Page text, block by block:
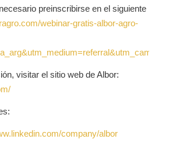
preinscribirse en el siguiente
webinar-gratis-albor-agro-
visitar el sitio web de Albor:
company/albor